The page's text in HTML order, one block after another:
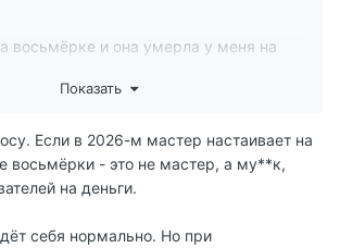
восьмёрке и она умерла у меня на
в "старые" игры, большинство
за любые советы)
кую с удовольствием,(может кто
Показать
Если в 2026-м мастер настаивает на
восьмёрки - это не мастер, а му**к,
на деньги.
себя нормально. Но при